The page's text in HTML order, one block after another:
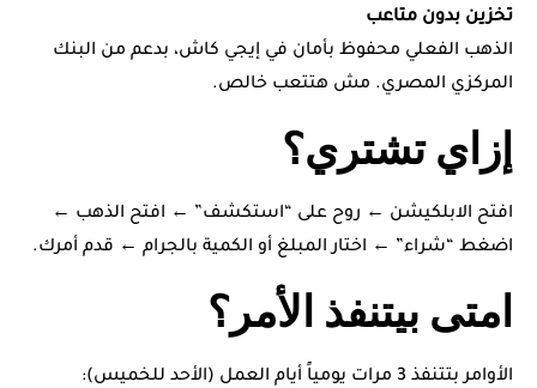
تخزين بدون متاعب
الذهب الفعلي محفوظ بأمان في إيجي كاش، بدعم من البنك
المركزي المصري. مش هتتعب خالص.
إزاي تشتري؟
افتح الابلكيشن ← روح على “استكشف” ← افتح الذهب ←
اضغط “شراء” ← اختار المبلغ أو الكمية بالجرام ← قدم أمرك.
امتى بيتنفذ الأمر؟
الأوامر بتتنفذ 3 مرات يومياً أيام العمل (الأحد للخميس):